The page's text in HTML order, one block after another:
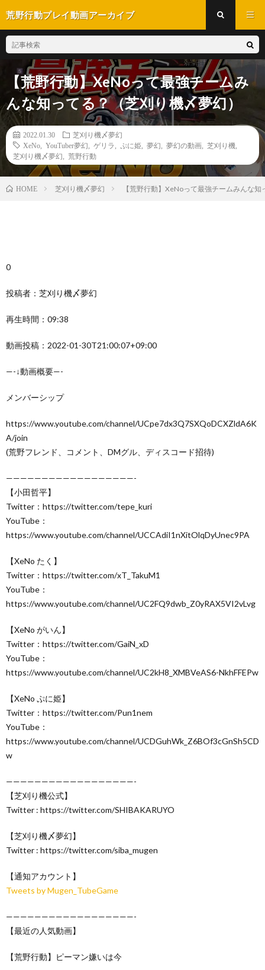
荒野行動プレイ動画アーカイブ
【荒野行動】XeNoって最強チームみ
んな知ってる？（芝刈り機〆夢幻）
2022.01.30
芝刈り機〆夢幻
XeNo
YouTuber夢幻 ゲリラ ぷに姫 夢幻 夢幻の動画 芝刈り機
芝刈り機〆夢幻
荒野行動
HOME 芝刈り機〆夢幻 【荒野行動】XeNoって最強チームみんな
0
投稿者：芝刈り機〆夢幻
再生時間：09:38
動画投稿：2022-01-30T21:00:07+09:00
—-↓動画概要—-
メンバーシップ
https://www.youtube.com/channel/UCpe7dx3Q7SXQoDCXZldA6K
A/join
(荒野フレンド、コメント、DMグル、ディスコード招待)
——————————————————-
【小田哲平】
Twitter：https://twitter.com/tepe_kuri
YouTube：
https://www.youtube.com/channel/UCCAdiI1nXitOlqDyUnec9PA
【XeNo たく】
Twitter：https://twitter.com/xT_TakuM1
YouTube：
https://www.youtube.com/channel/UC2FQ9dwb_Z0yRAX5VI2vLvg
【XeNo がいん】
Twitter：https://twitter.com/GaiN_xD
YouTube：
https://www.youtube.com/channel/UC2kH8_XMBVeAS6-NkhFFEPw
【XeNo ぷに姫】
Twitter：https://twitter.com/Pun1nem
YouTube：
https://www.youtube.com/channel/UCDGuhWk_Z6BOf3cGnSh5CD
w
——————————————————-
【芝刈り機公式】
Twitter : https://twitter.com/SHIBAKARUYO
【芝刈り機〆夢幻】
Twitter : https://twitter.com/siba_mugen
【通知アカウント】
Tweets by Mugen_TubeGame
——————————————————-
【最近の人気動画】
【荒野行動】ピーマン嫌いは今